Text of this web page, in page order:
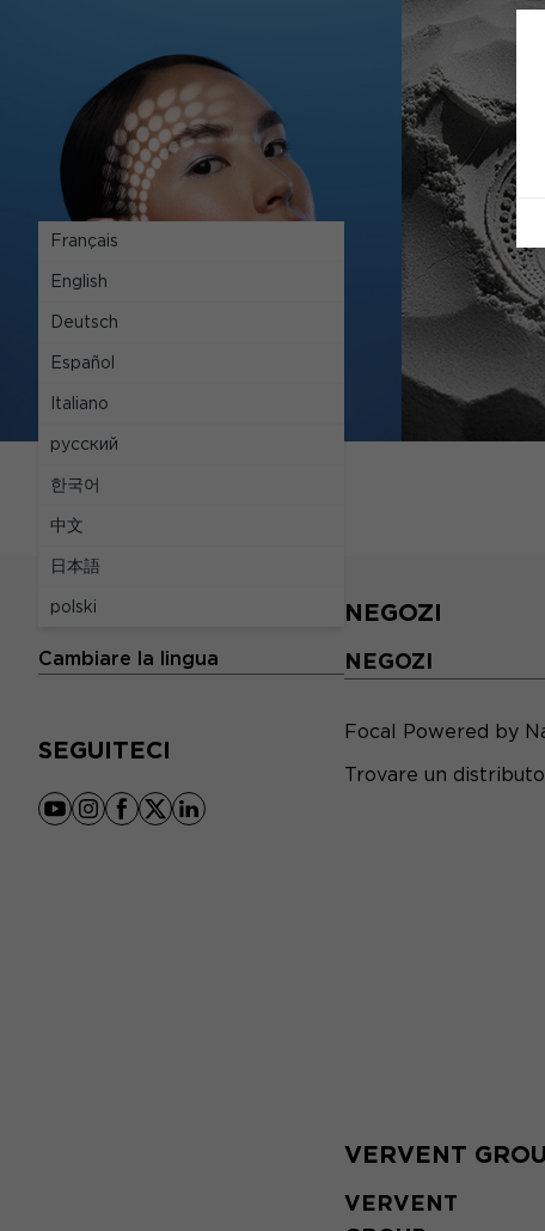
LE LINGUE
Cambiare la lingua
Français
English
Deutsch
Español
Italiano
русский
한국어
中文
日本語
polski
SEGUITECI
youtube
instagram
facebook
x linkedin
NEGOZI
NEGOZI
Focal Powered by
Trovare un
VERVENT
VERVENT